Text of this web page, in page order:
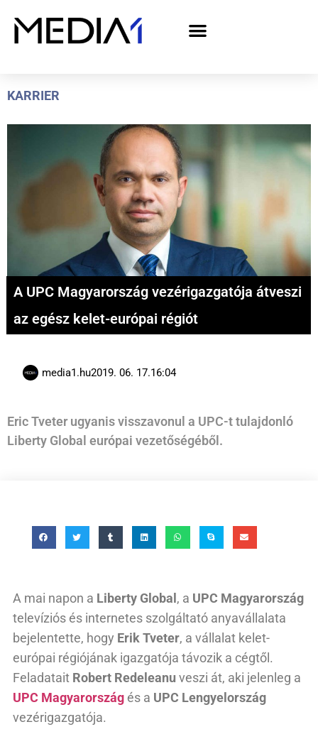
KARRIER
A UPC Magyarország vezérigazgatója átveszi
az egész kelet-európai régiót
media1.hu2019. 06. 17.16:04
Eric Tveter ugyanis visszavonul a UPC-t tulajdonló
Liberty Global európai vezetőségéből.
A mai napon a Liberty Global, a UPC Magyarország
televíziós és internetes szolgáltató anyavállalata
bejelentette, hogy Erik Tveter, a vállalat kelet-
európai régiójának igazgatója távozik a cégtől.
Feladatait Robert Redeleanu veszi át, aki jelenleg a
UPC Magyarország és a UPC Lengyelország
vezérigazgatója.